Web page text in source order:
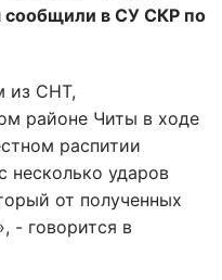
сообщили в СУ СКР по
из СНТ,
районе Читы в ходе
распитии
несколько ударов
от полученных
- говорится в